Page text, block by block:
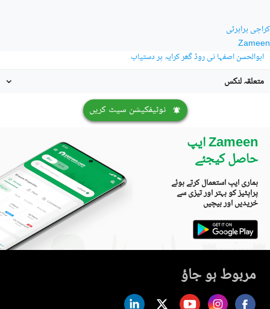
Zameen
کراچی پراپرٹی
ابوالحسن اصفہا نی روڈ گھر کرایہ پر دستیاب
متعلقہ لنکس
نوٹیفکیشن سیٹ کریں
Zameen ایپ
حاصل کیجئے
ہماری ایپ استعمال کرتے ہوئے
پراپٹیز کو بہتر اور تیزی سے
خریدیں اور بیچیں
مربوط ہو جاؤ